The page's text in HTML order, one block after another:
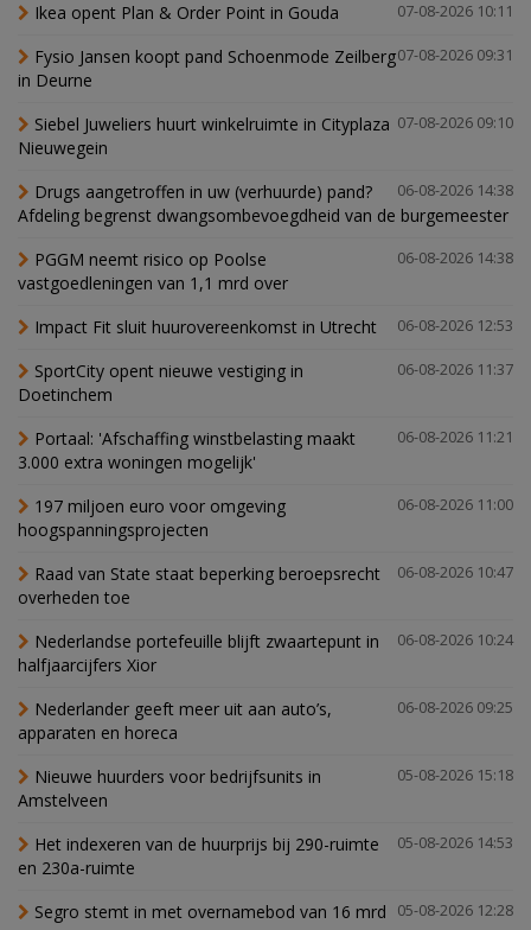
07-08-2026 10:11
Ikea opent Plan & Order Point in Gouda
07-08-2026 09:31
Fysio Jansen koopt pand Schoenmode Zeilberg
in Deurne
07-08-2026 09:10
Siebel Juweliers huurt winkelruimte in Cityplaza
Nieuwegein
06-08-2026 14:38
Drugs aangetroffen in uw (verhuurde) pand?
Afdeling begrenst dwangsombevoegdheid van de burgemeester
06-08-2026 14:38
PGGM neemt risico op Poolse
vastgoedleningen van 1,1 mrd over
06-08-2026 12:53
Impact Fit sluit huurovereenkomst in Utrecht
06-08-2026 11:37
SportCity opent nieuwe vestiging in
Doetinchem
06-08-2026 11:21
Portaal: 'Afschaffing winstbelasting maakt
3.000 extra woningen mogelijk'
06-08-2026 11:00
197 miljoen euro voor omgeving
hoogspanningsprojecten
06-08-2026 10:47
Raad van State staat beperking beroepsrecht
overheden toe
06-08-2026 10:24
Nederlandse portefeuille blijft zwaartepunt in
halfjaarcijfers Xior
06-08-2026 09:25
Nederlander geeft meer uit aan auto’s,
apparaten en horeca
05-08-2026 15:18
Nieuwe huurders voor bedrijfsunits in
Amstelveen
05-08-2026 14:53
Het indexeren van de huurprijs bij 290-ruimte
en 230a-ruimte
05-08-2026 12:28
Segro stemt in met overnamebod van 16 mrd